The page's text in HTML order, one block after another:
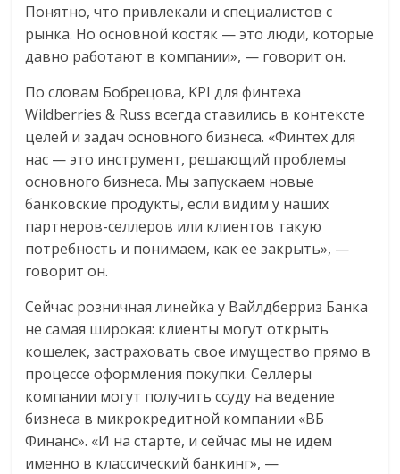
Понятно, что привлекали и специалистов с
рынка. Но основной костяк — это люди, которые
давно работают в компании», — говорит он.
По словам Бобрецова, KPI для финтеха
Wildberries & Russ всегда ставились в контексте
целей и задач основного бизнеса. «Финтех для
нас — это инструмент, решающий проблемы
основного бизнеса. Мы запускаем новые
банковские продукты, если видим у наших
партнеров-селлеров или клиентов такую
потребность и понимаем, как ее закрыть», —
говорит он.
Сейчас розничная линейка у Вайлдберриз Банка
не самая широкая: клиенты могут открыть
кошелек, застраховать свое имущество прямо в
процессе оформления покупки. Селлеры
компании могут получить ссуду на ведение
бизнеса в микрокредитной компании «ВБ
Финанс». «И на старте, и сейчас мы не идем
именно в классический банкинг», —